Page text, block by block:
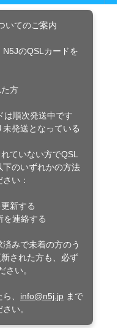
いてのご案内
N5JのQSLカードを
方
は順次発送中です
発送となっている
ていない方でQSL
下のいずれかの方法
い：
新する
を連絡する
みで未着の方のう
された方も、必ず
さい。
、 info@n5j.jp まで
い。